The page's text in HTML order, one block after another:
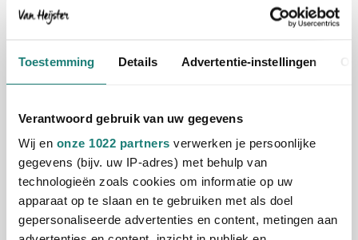
Toestemming Details Advertentie-instellingen
Verantwoord gebruik van uw gegevens
Wij en onze 1022 partners verwerken je persoonlijke
gegevens (bijv. uw IP-adres) met behulp van
technologieën zoals cookies om informatie op uw
apparaat op te slaan en te gebruiken met als doel
gepersonaliseerde advertenties en content, metingen aan
gebruik.
Travelmok laten bedrukken met jouw logo
Bij Van Heijster Relatiegeschenken maken we van
bieden verschillende mogelijkheden:
Met je bedrijfslogo via lasergravering voor een luxe
Met een pakkende tekst of slogan voor maximale
zichtbaarheid
Met verschillende namen mogelijk voor een
persoonlijke touch
Gratis digitaal voorbeeld van je bedrukte
travelmok